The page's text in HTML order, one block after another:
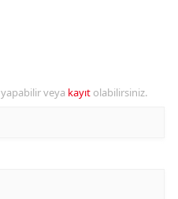
yapabilir veya kayıt olabilirsiniz.